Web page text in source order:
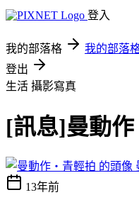
登入
我的部落格 我的部落
登出
生活 攝影寫真
[訊息]曼動
13年前